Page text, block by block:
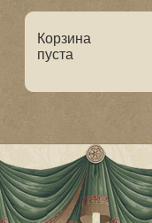
Корзина
пуста
Каталог